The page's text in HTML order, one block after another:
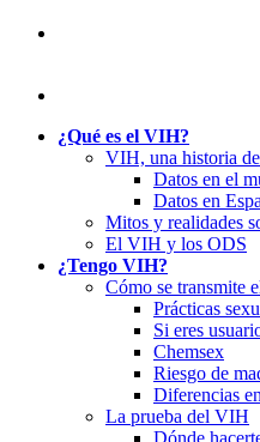
¿Qué es el VIH?
VIH, una historia
Datos en el
Datos en
Mitos y realidades
El VIH y los ODS
¿Tengo VIH?
Cómo se transmite
Prácticas
Si eres
Chemsex
Riesgo de
Diferencias
La prueba del VIH
Dónde